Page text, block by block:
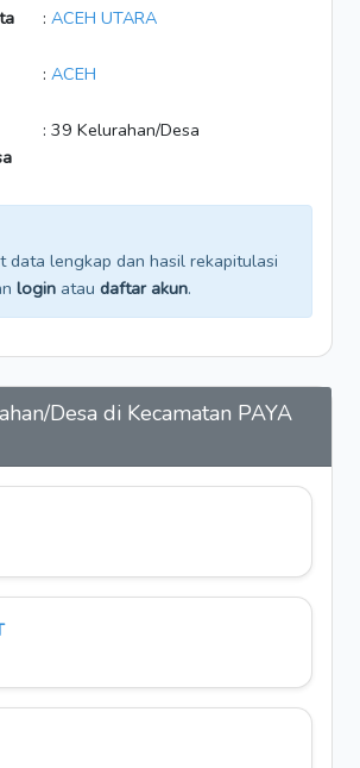
: ACEH UTARA
: ACEH
: 39 Kelurahan/Desa
data lengkap dan hasil rekapitulasi
login atau daftar akun.
Desa di Kecamatan PAYA